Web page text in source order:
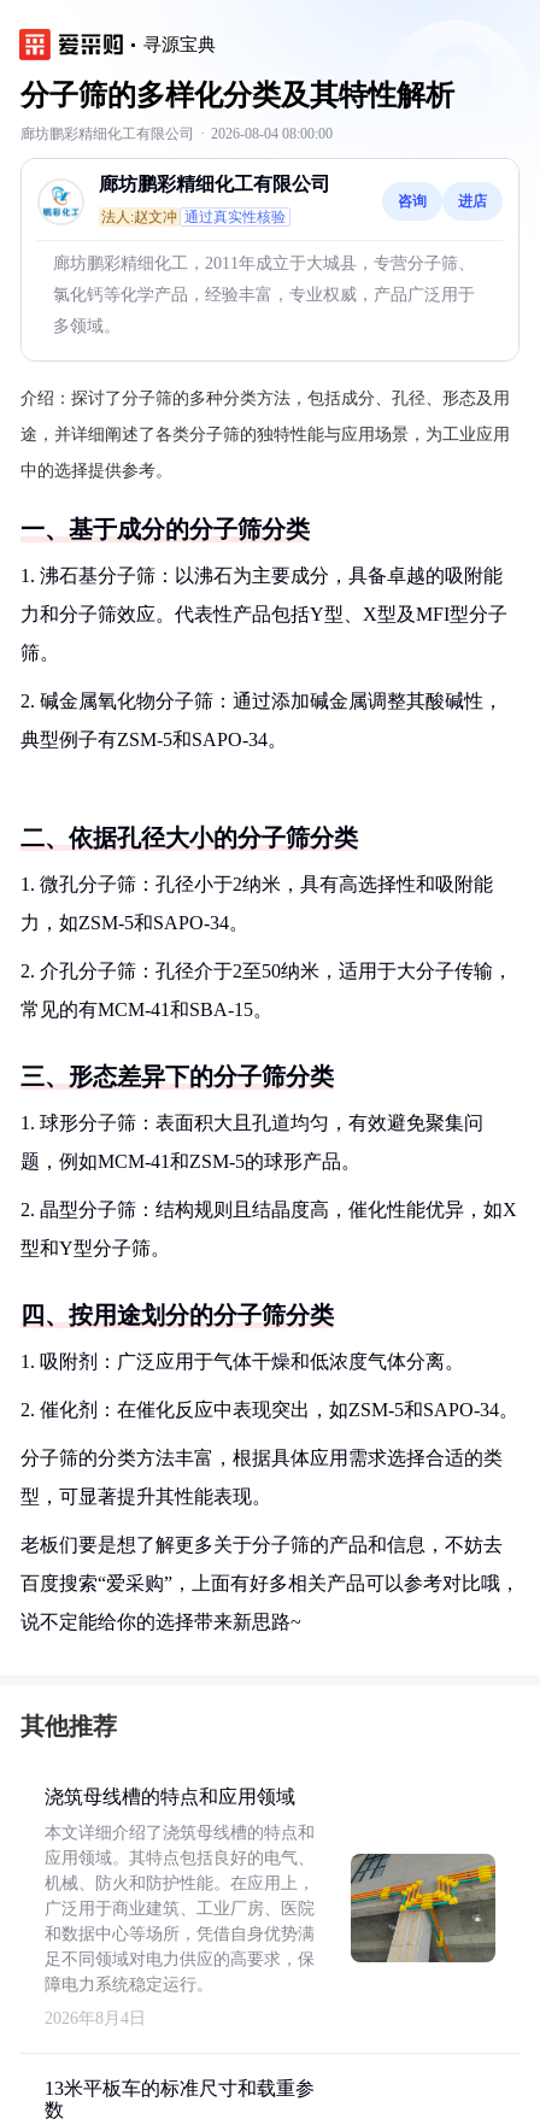
寻源宝典
分子筛的多样化分类及其特性解析
廊坊鹏彩精细化工有限公司 · 2026-08-04 08:00:00
廊坊鹏彩精细化工有限公司
法人:赵文冲 通过真实性核验
咨询 进店
廊坊鹏彩精细化工，2011年成立于大城县，专营分子筛、
氯化钙等化学产品，经验丰富，专业权威，产品广泛用于
多领域。
介绍： 探讨了分子筛的多种分类方法，包括成分、孔径、形态及用
途，并详细阐述了各类分子筛的独特性能与应用场景，为工业应用
中的选择提供参考。
一、基于成分的分子筛分类
1. 沸石基分子筛：以沸石为主要成分，具备卓越的吸附能
力和分子筛效应。代表性产品包括Y型、X型及MFI型分子
筛。
2. 碱金属氧化物分子筛：通过添加碱金属调整其酸碱性，
典型例子有ZSM-5和SAPO-34。
二、依据孔径大小的分子筛分类
1. 微孔分子筛：孔径小于2纳米，具有高选择性和吸附能
力，如ZSM-5和SAPO-34。
2. 介孔分子筛：孔径介于2至50纳米，适用于大分子传输，
常见的有MCM-41和SBA-15。
三、形态差异下的分子筛分类
1. 球形分子筛：表面积大且孔道均匀，有效避免聚集问
题，例如MCM-41和ZSM-5的球形产品。
2. 晶型分子筛：结构规则且结晶度高，催化性能优异，如X
型和Y型分子筛。
四、按用途划分的分子筛分类
1. 吸附剂：广泛应用于气体干燥和低浓度气体分离。
2. 催化剂：在催化反应中表现突出，如ZSM-5和SAPO-34。
分子筛的分类方法丰富，根据具体应用需求选择合适的类
型，可显著提升其性能表现。
老板们要是想了解更多关于分子筛的产品和信息，不妨去
百度搜索“爱采购”，上面有好多相关产品可以参考对比哦，
说不定能给你的选择带来新思路~
其他推荐
浇筑母线槽的特点和应用领域
本文详细介绍了浇筑母线槽的特点和
应用领域。其特点包括良好的电气、
机械、防火和防护性能。在应用上，
广泛用于商业建筑、工业厂房、医院
和数据中心等场所，凭借自身优势满
足不同领域对电力供应的高要求，保
障电力系统稳定运行。
2026年8月4日
13米平板车的标准尺寸和载重参
数